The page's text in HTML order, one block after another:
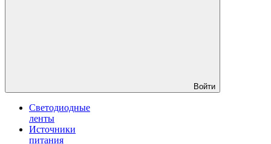
Войти
Светодиодные
ленты
Источники
питания